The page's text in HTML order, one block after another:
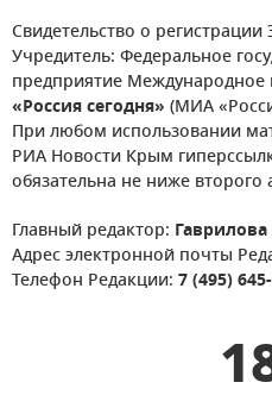
Свидетельство о
Учредитель: Федеральное
предприятие
«Россия сегодня» (МИА
При любом использовании
РИА Новости Крым
обязательна не ниже второго
Главный редактор: Гаврилова
Адрес электронной почты
Телефон Редакции: 7 (495)